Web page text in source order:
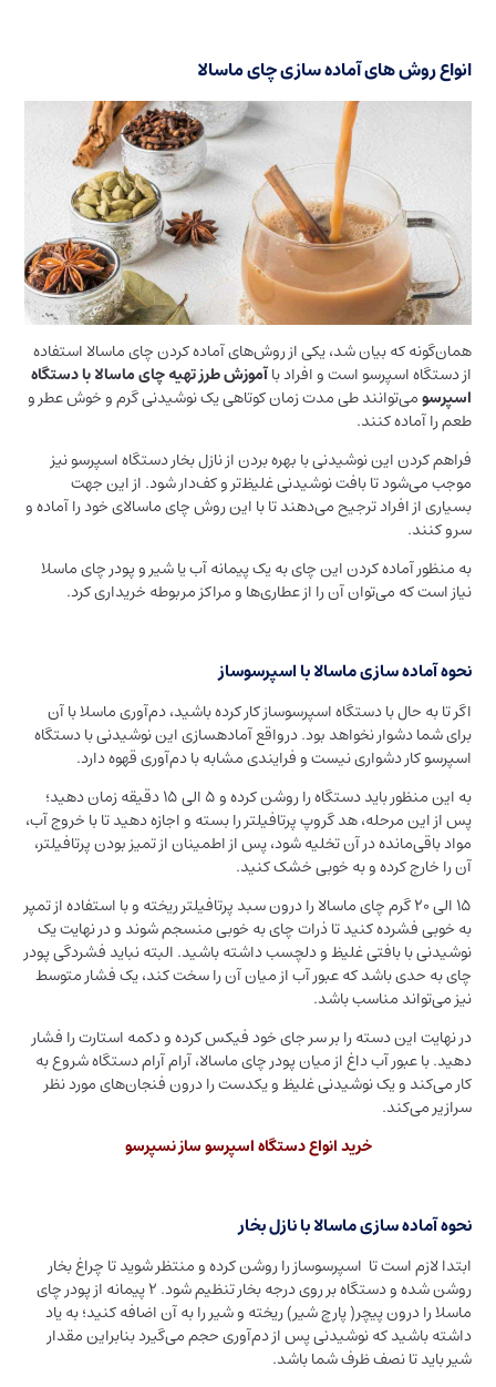
انواع روش‌ های آماده سازی چای ماسالا
همان‌گونه که بیان شد، یکی از روش‌های آماده کردن چای ماسالا استفاده
از دستگاه اسپرسو است و افراد باآموزش طرز تهیه چای ماسالا با دستگاه
اسپرسومی‌توانند طی مدت زمان کوتاهی یک نوشیدنی گرم و خوش عطر و
طعم را آماده کنند.
فراهم کردن این نوشیدنی با بهره بردن از نازل بخار دستگاه اسپرسو نیز
موجب می‌شود تا بافت نوشیدنی غلیظ‌تر و کف‌دار شود. از این جهت
بسیاری از افراد ترجیح می‌دهند تا با این روش چای ماسالای خود را آماده و
سرو کنند.
به منظور آماده کردن این چای به یک پیمانه آب یا شیر و پودر چای ماسلا
نیاز است که می‌توان آن را از عطاری‌ها و مراکز مربوطه خریداری کرد.
نحوه آماده سازی ماسالا با اسپرسوساز
اگر تا به حال با دستگاه اسپرسوساز کار کرده باشید، دم‌آوری ماسلا با آن
برای شما دشوار نخواهد بود. درواقع آماده‎سازی این نوشیدنی با دستگاه
اسپرسو کار دشواری نیست و فرایندی مشابه با دم‌آوری قهوه دارد.
به این منظور باید دستگاه را روشن کرده و 5 الی 15 دقیقه زمان دهید؛
پس از این مرحله، هد گروپ پرتافیلتر را بسته و اجازه دهید تا با خروج آب،
مواد باقی‌مانده در آن تخلیه شود، پس از اطمینان از تمیز بودن پرتافیلتر،
آن را خارج کرده و به خوبی خشک کنید.
15 الی 20 گرم چای ماسالا را درون سبد پرتافیلتر ریخته و با استفاده از تمپر
به خوبی فشرده کنید تا ذرات چای به خوبی منسجم شوند و در نهایت یک
نوشیدنی با بافتی غلیظ و دلچسب داشته باشید. البته نباید فشردگی پودر
چای به حدی باشد که عبور آب از میان آن را سخت کند، یک فشار متوسط
نیز می‌تواند مناسب باشد.
در نهایت این دسته را بر سر جای خود فیکس کرده و دکمه استارت را فشار
دهید. با عبور آب داغ از میان پودر چای ماسالا، آرام آرام دستگاه شروع به
کار می‌کند و یک نوشیدنی غلیظ و یکدست را درون فنجان‌های مورد نظر
سرازیر می‌کند.
خرید انواع دستگاه اسپرسو ساز نسپرسو
نحوه آماده سازی ماسالا با نازل بخار
ابتدا لازم است تا اسپرسوساز را روشن کرده و منتظر شوید تا چراغ بخار
روشن شده و دستگاه بر روی درجه بخار تنظیم شود. 2 پیمانه از پودر چای
ماسلا را درون پیچر( پارچ شیر) ریخته و شیر را به آن اضافه کنید؛ به یاد
داشته باشید که نوشیدنی پس از دم‌آوری حجم می‌گیرد بنابراین مقدار
شیر باید تا نصف ظرف شما باشد.